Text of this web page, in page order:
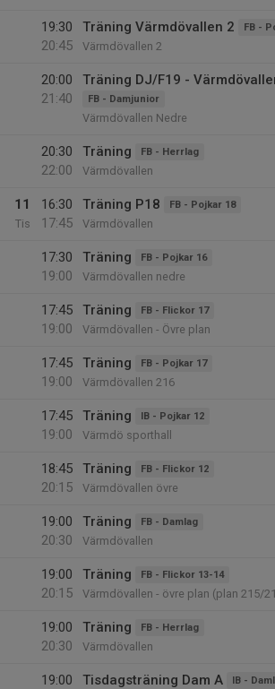
19:30
20:45
Träning Värmdövallen 2 FB -
Värmdövallen 2
20:00
21:40
Träning DJ/F19 -
FB - Damjunior
Värmdövallen Nedre
20:30
22:00
Träning FB - Herrlag
Värmdövallen
11
Tis
16:30
17:45
Träning P18 FB - Pojkar 18
Värmdövallen
17:30
19:00
Träning FB - Pojkar 16
Värmdövallen nedre
17:45
19:00
Träning FB - Flickor 17
Värmdövallen - Övre plan
17:45
19:00
Träning FB - Pojkar 17
Värmdövallen 216
17:45
19:00
Träning IB - Pojkar 12
Värmdö sporthall
18:45
20:15
Träning FB - Flickor 12
Värmdövallen övre
19:00
20:30
Träning FB - Damlag
Värmdövallen
19:00
20:15
Träning FB - Flickor 13-14
Värmdövallen - övre plan (plan 215/
19:00
20:30
Träning FB - Herrlag
Värmdövallen
19:00
Tisdagsträning Dam A IB -